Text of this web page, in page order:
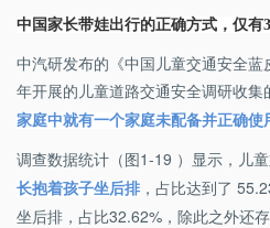
中国家长带娃出行的正确方式，仅有
中汽研发布的《中国儿童交通安全
年开展的儿童道路交通安全调研收集
家庭中就有一个家庭未配备并正确使
调查数据统计（图1-19 ）显示，儿
长抱着孩子坐后排 ，占比达到了
坐后排，占比32.62%，除此之外还